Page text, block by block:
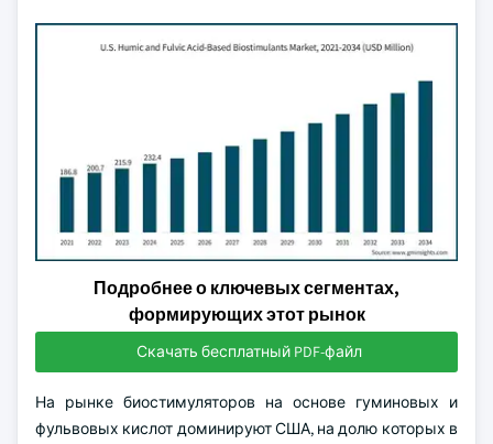
Подробнее о ключевых сегментах,
формирующих этот рынок
Скачать бесплатный PDF-файл
На рынке биостимуляторов на основе гуминовых и
фульвовых кислот доминируют США, на долю которых в